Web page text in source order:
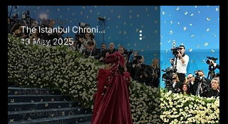
Son Yazılar
Gündem
Hayatın
İçinden
Politika
İş Dünyası &
The Istanbul Chronicle Team
13 May 2025